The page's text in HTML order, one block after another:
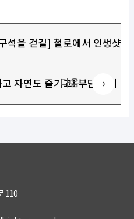
석을 걷길] 철로에서 인생샷
자연도 즐기고! 부담 없이 걷
다음
110